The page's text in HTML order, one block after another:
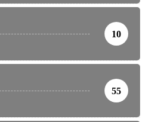
10
55